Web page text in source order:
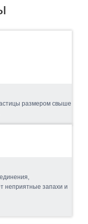
размером свыше
неприятные запахи и